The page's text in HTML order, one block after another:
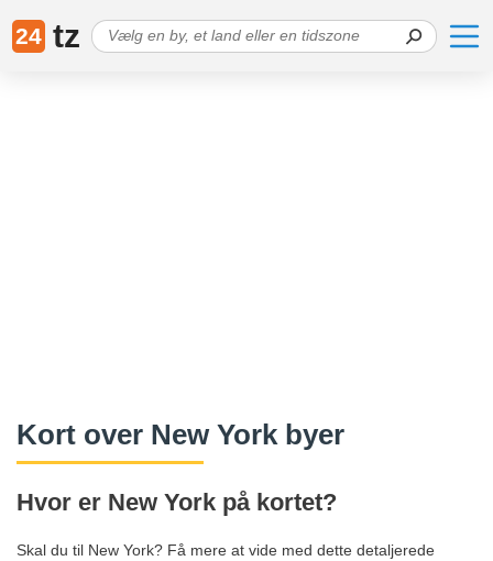
24 tz
Kort over New York byer
Hvor er New York på kortet?
Skal du til New York? Få mere at vide med dette detaljerede